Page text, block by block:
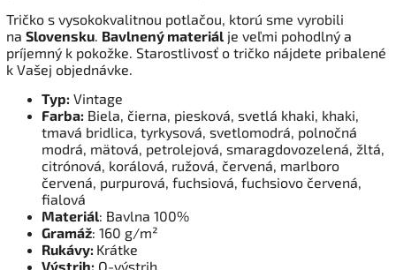
Tričko s vysokokvalitnou potlačou, ktorú sme vyrobili
na Slovensku. Bavlnený materiál je veľmi pohodlný a
príjemný k pokožke. Starostlivosť o tričko nájdete pribalené
k Vašej objednávke.
Typ: Vintage
Farba: Biela, čierna, piesková, svetlá khaki, khaki,
tmavá bridlica, tyrkysová, svetlomodrá, polnočná
modrá, mätová, petrolejová, smaragdovozelená, žltá,
citrónová, korálová, ružová, červená, marlboro
červená, purpurová, fuchsiová, fuchsiovo červená,
fialová
Materiál: Bavlna 100%
Gramáž: 160 g/m²
Rukávy: Krátke
Výstrih: O-výstrih